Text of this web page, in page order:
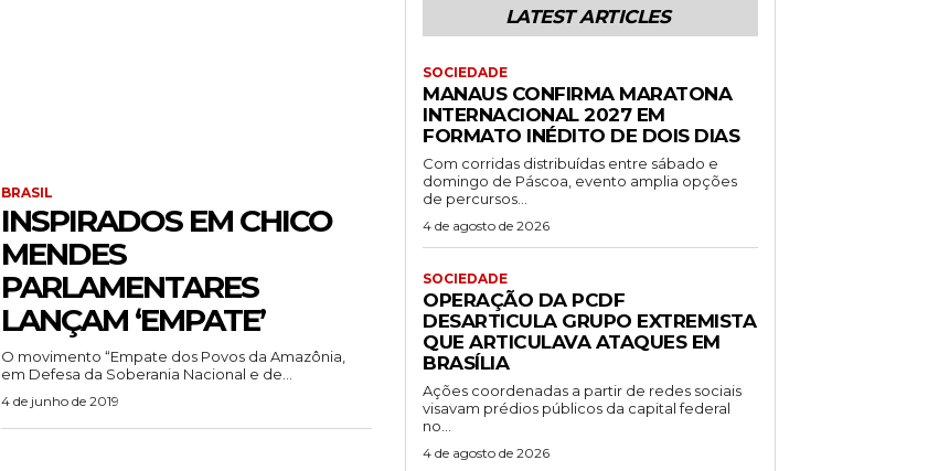
BRASIL
INSPIRADOS EM CHICO
MENDES
PARLAMENTARES
LANÇAM ‘EMPATE’
O movimento “Empate dos Povos da Amazônia,
em Defesa da Soberania Nacional e de...
4 de junho de 2019
LATEST ARTICLES
SOCIEDADE
MANAUS CONFIRMA MARATONA
INTERNACIONAL 2027 EM
FORMATO INÉDITO DE DOIS DIAS
Com corridas distribuídas entre sábado e
domingo de Páscoa, evento amplia opções
de percursos...
4 de agosto de 2026
SOCIEDADE
OPERAÇÃO DA PCDF
DESARTICULA GRUPO EXTREMISTA
QUE ARTICULAVA ATAQUES EM
BRASÍLIA
Ações coordenadas a partir de redes sociais
visavam prédios públicos da capital federal
no...
4 de agosto de 2026